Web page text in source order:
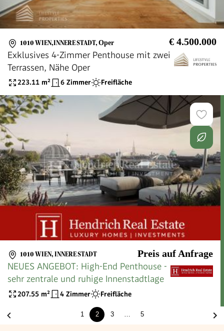
1010 WIEN,INNERE STADT, Oper € 4.500.000
Exklusives 4-Zimmer Penthouse mit zwei
Terrassen, Nähe Oper
223.11 m² 6 Zimmer Freifläche
1010 WIEN, INNERE STADT Preis auf Anfrage
NEUES ANGEBOT: High-End Penthouse -
sehr zentrale und ruhige Innenstadtlage
207.55 m² 4 Zimmer Freifläche
1 2 3 … 5